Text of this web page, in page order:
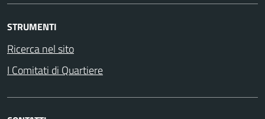
STRUMENTI
Ricerca nel sito
I Comitati di Quartiere